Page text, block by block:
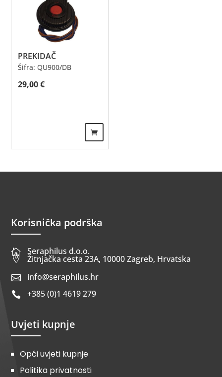
PREKIDAČ
Šifra: QU900/DB
29,00€
Korisnička podrška
 Seraphilus d.o.o.
 Žitnjačka cesta 23A, 10000 Zagreb, Hrvatska
 info@seraphilus.hr
 +385 (0)1 4619 279
Uvjeti kupnje
Opći uvjeti kupnje
Politika privatnosti